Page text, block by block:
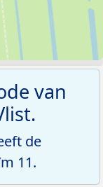
van
de
11.